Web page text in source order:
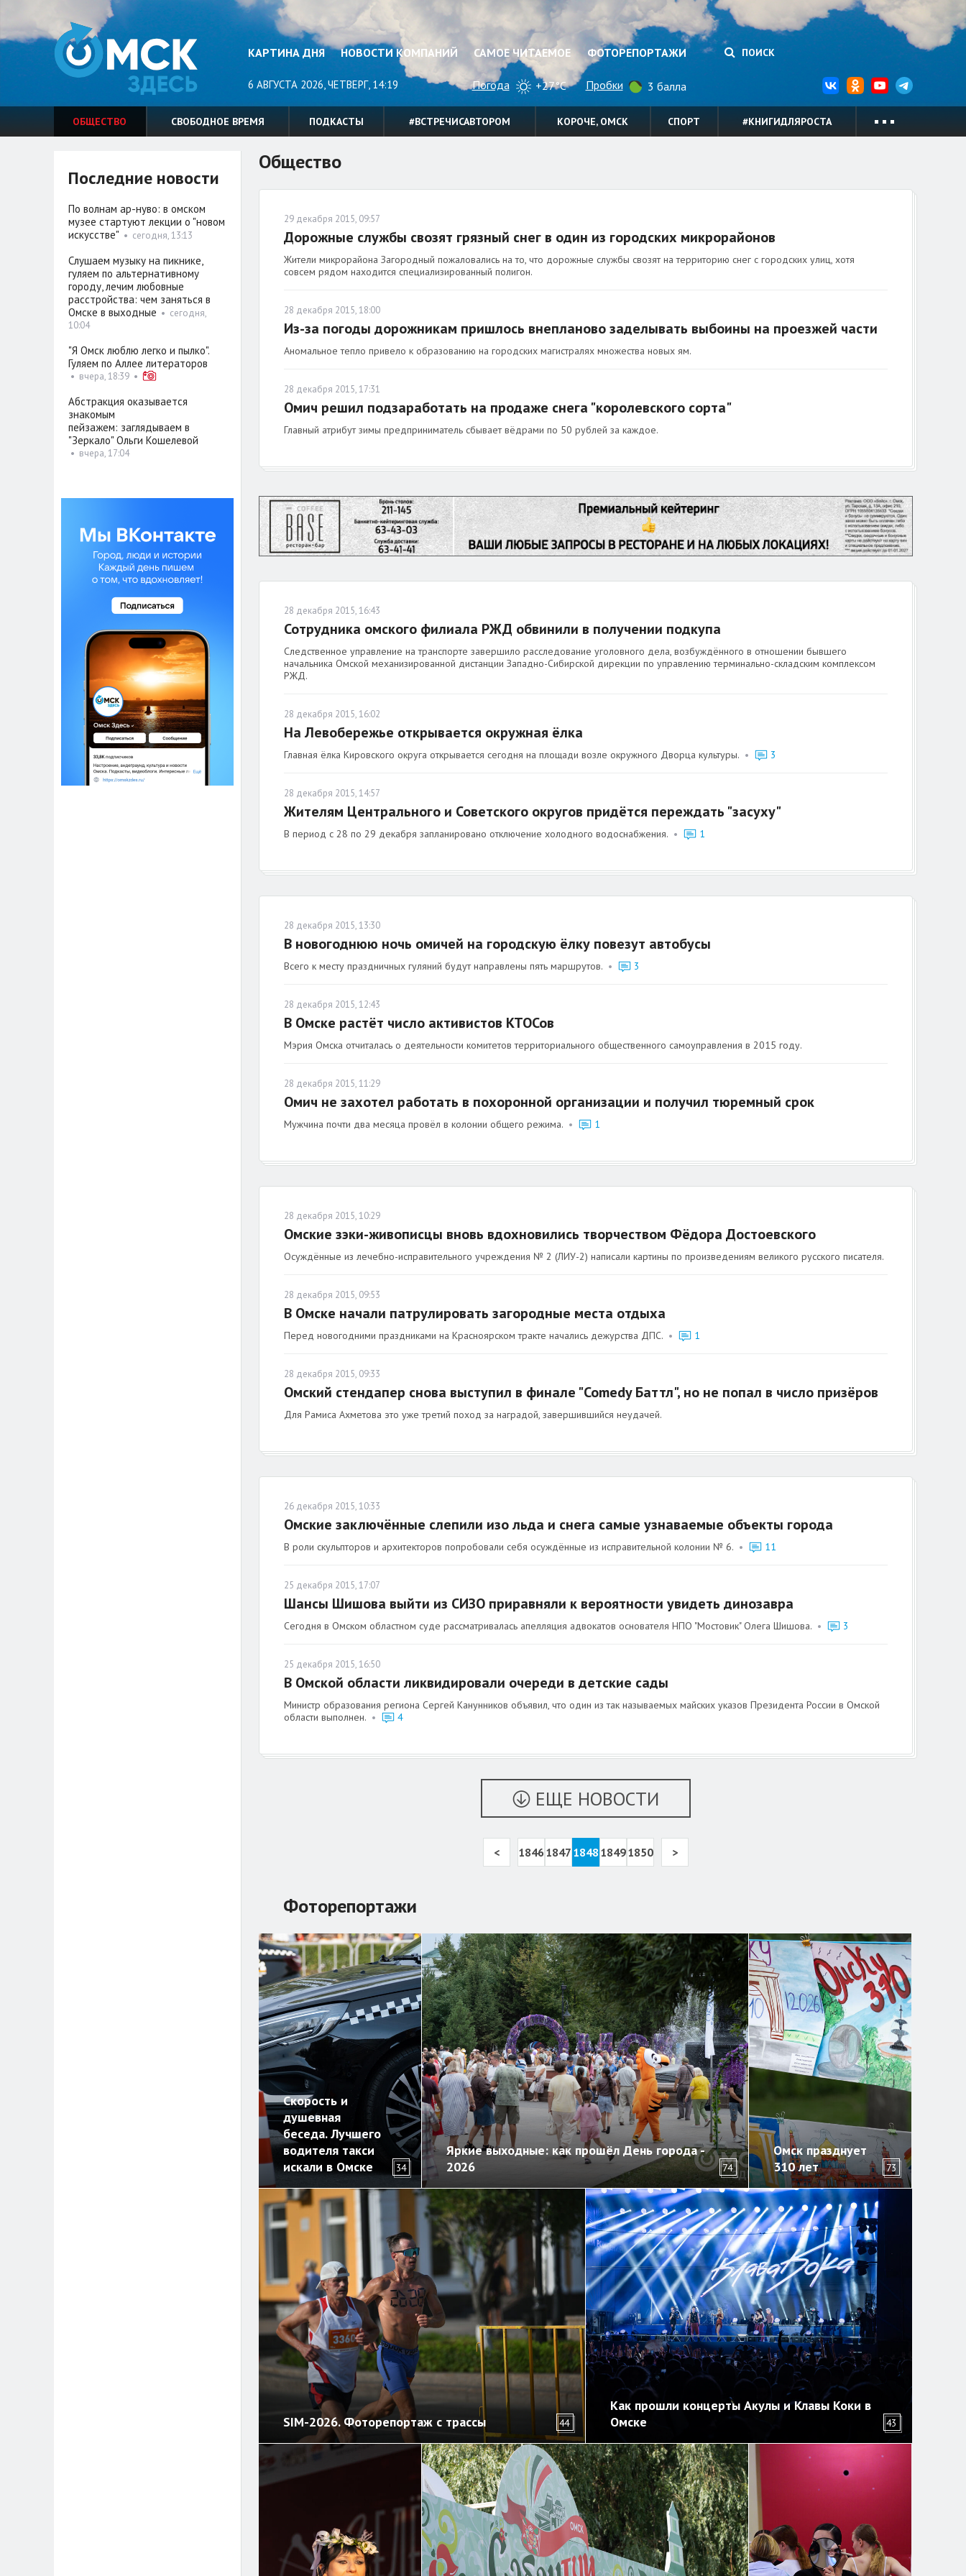
КАРТИНА ДНЯ НОВОСТИ КОМПАНИЙ САМОЕ ЧИТАЕМОЕ ФОТОРЕПОРТАЖИ ПОИСК
6 АВГУСТА 2026, ЧЕТВЕРГ, 14:19 Погода +27°C Пробки 3 балла
ОБЩЕСТВО СВОБОДНОЕ ВРЕМЯ ПОДКАСТЫ #ВСТРЕЧИСАВТОРОМ КОРОЧЕ, ОМСК СПОРТ #КНИГИДЛЯРОСТА
Общество
29 декабря 2015, 09:57
Дорожные службы свозят грязный снег в один из городских микрорайонов
Жители микрорайона Загородный пожаловались на то, что дорожные службы свозят на территорию снег с городских улиц, хотя
совсем рядом находится специализированный полигон.
28 декабря 2015, 18:00
Из-за погоды дорожникам пришлось внепланово заделывать выбоины на проезжей части
Аномальное тепло привело к образованию на городских магистралях множества новых ям.
28 декабря 2015, 17:31
Омич решил подзаработать на продаже снега "королевского сорта"
Главный атрибут зимы предприниматель сбывает вёдрами по 50 рублей за каждое.
28 декабря 2015, 16:43
Сотрудника омского филиала РЖД обвинили в получении подкупа
Следственное управление на транспорте завершило расследование уголовного дела, возбуждённого в отношении бывшего
начальника Омской механизированной дистанции Западно-Сибирской дирекции по управлению терминально-складским комплексом
РЖД.
28 декабря 2015, 16:02
На Левобережье открывается окружная ёлка
Главная ёлка Кировского округа открывается сегодня на площади возле окружного Дворца культуры.• 3
28 декабря 2015, 14:57
Жителям Центрального и Советского округов придётся переждать "засуху"
В период с 28 по 29 декабря запланировано отключение холодного водоснабжения.• 1
28 декабря 2015, 13:30
В новогоднюю ночь омичей на городскую ёлку повезут автобусы
Всего к месту праздничных гуляний будут направлены пять маршрутов.• 3
28 декабря 2015, 12:43
В Омске растёт число активистов КТОСов
Мэрия Омска отчиталась о деятельности комитетов территориального общественного самоуправления в 2015 году.
28 декабря 2015, 11:29
Омич не захотел работать в похоронной организации и получил тюремный срок
Мужчина почти два месяца провёл в колонии общего режима.• 1
28 декабря 2015, 10:29
Омские зэки-живописцы вновь вдохновились творчеством Фёдора Достоевского
Осуждённые из лечебно-исправительного учреждения № 2 (ЛИУ-2) написали картины по произведениям великого русского писателя.
28 декабря 2015, 09:53
В Омске начали патрулировать загородные места отдыха
Перед новогодними праздниками на Красноярском тракте начались дежурства ДПС.• 1
28 декабря 2015, 09:33
Омский стендапер снова выступил в финале "Comedy Баттл", но не попал в число призёров
Для Рамиса Ахметова это уже третий поход за наградой, завершившийся неудачей.
26 декабря 2015, 10:33
Омские заключённые слепили изо льда и снега самые узнаваемые объекты города
В роли скульпторов и архитекторов попробовали себя осуждённые из исправительной колонии № 6.• 11
25 декабря 2015, 17:07
Шансы Шишова выйти из СИЗО приравняли к вероятности увидеть динозавра
Сегодня в Омском областном суде рассматривалась апелляция адвокатов основателя НПО "Мостовик" Олега Шишова. • 3
25 декабря 2015, 16:50
В Омской области ликвидировали очереди в детские сады
Министр образования региона Сергей Канунников объявил, что один из так называемых майских указов Президента России в Омской
области выполнен.• 4
ЕЩЕ НОВОСТИ
< 1846 1847 1848 18491850 >
Фоторепортажи
Скорость и
душевная
беседа. Лучшего
водителя такси
искали в Омске
34
Яркие выходные: как прошёл День города -
2026
74
Омск празднует
310 лет
73
SIM-2026. Фоторепортаж с трассы 44
Как прошли концерты Акулы и Клавы Коки в
Омске
43
Последние новости
По волнам ар-нуво: в омском
музее стартуют лекции о "новом
искусстве" • сегодня, 13:13
Слушаем музыку на пикнике,
гуляем по альтернативному
городу, лечим любовные
расстройства: чем заняться в
Омске в выходные • сегодня,
10:04
"Я Омск люблю легко и пылко".
Гуляем по Аллее литераторов
• вчера, 18:39•
Абстракция оказывается
знакомым
пейзажем: заглядываем в
"Зеркало" Ольги Кошелевой
• вчера, 17:04